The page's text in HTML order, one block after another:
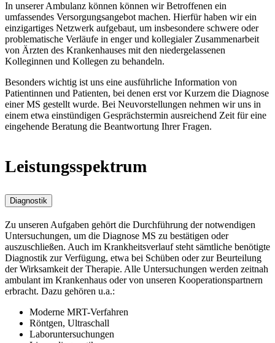
In unserer Ambulanz können können wir Betroffenen ein
umfassendes Versorgungsangebot machen. Hierfür haben wir ein
einzigartiges Netzwerk aufgebaut, um insbesondere schwere oder
problematische Verläufe in enger und kollegialer Zusammenarbeit
von Ärzten des Krankenhauses mit den niedergelassenen
Kolleginnen und Kollegen zu behandeln.
Besonders wichtig ist uns eine ausführliche Information von
Patientinnen und Patienten, bei denen erst vor Kurzem die Diagnose
einer MS gestellt wurde. Bei Neuvorstellungen nehmen wir uns in
einem etwa einstündigen Gesprächstermin ausreichend Zeit für eine
eingehende Beratung die Beantwortung Ihrer Fragen.
Leistungsspektrum
Diagnostik
Zu unseren Aufgaben gehört die Durchführung der notwendigen
Untersuchungen, um die Diagnose MS zu bestätigen oder
auszuschließen. Auch im Krankheitsverlauf steht sämtliche benötigte
Diagnostik zur Verfügung, etwa bei Schüben oder zur Beurteilung
der Wirksamkeit der Therapie. Alle Untersuchungen werden zeitnah
ambulant im Krankenhaus oder von unseren Kooperationspartnern
erbracht. Dazu gehören u.a.:
Moderne MRT-Verfahren
Röntgen, Ultraschall
Laboruntersuchungen